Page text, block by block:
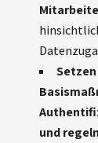
und